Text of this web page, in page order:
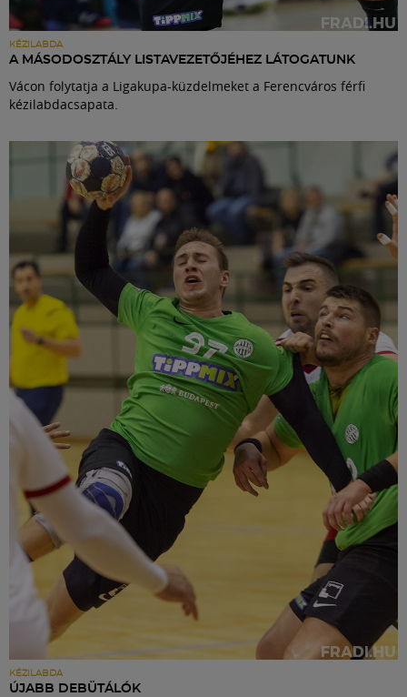
KÉZILABDA
A MÁSODOSZTÁLY LISTAVEZETŐJÉHEZ LÁTOGATUNK
Vácon folytatja a Ligakupa-küzdelmeket a Ferencváros férfi
kézilabdacsapata.
KÉZILABDA
ÚJABB DEBÜTÁLÓK
Shop
Közösség
Múzeum
English